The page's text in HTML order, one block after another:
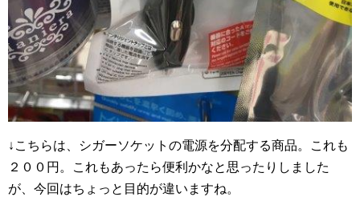
↓こちらは、シガーソケットの電源を分配する商品。これも
２００円。これもあったら便利かなと思ったりしました
が、今回はちょっと目的が違いますね。